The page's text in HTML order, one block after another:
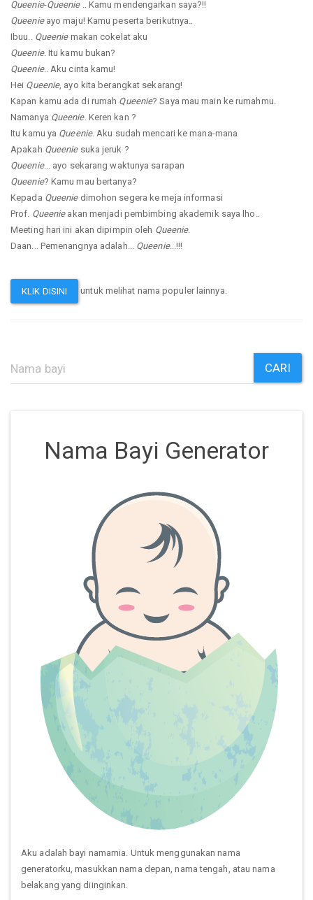
Queenie-Queenie.. Kamu mendengarkan saya?!!
Queenieayo maju! Kamu peserta berikutnya..
Ibuu.. Queeniemakan cokelat aku
Queenie. Itu kamu bukan?
Queenie.. Aku cinta kamu!
Hei Queenie, ayo kita berangkat sekarang!
Kapan kamu ada di rumah Queenie? Saya mau main ke rumahmu.
Namanya Queenie. Keren kan ?
Itu kamu ya Queenie. Aku sudah mencari ke mana-mana
Apakah Queeniesuka jeruk ?
Queenie... ayo sekarang waktunya sarapan
Queenie? Kamu mau bertanya?
Kepada Queeniedimohon segera ke meja informasi
Prof. Queenieakan menjadi pembimbing akademik saya lho..
Meeting hari ini akan dipimpin oleh Queenie.
Daan... Pemenangnya adalah... Queenie...!!!
KLIK DISINI untuk melihat nama populer lainnya.
CARI
Nama Bayi Generator
Aku adalah bayi namamia. Untuk menggunakan nama
generatorku, masukkan nama depan, nama tengah, atau nama
belakang yang diinginkan.